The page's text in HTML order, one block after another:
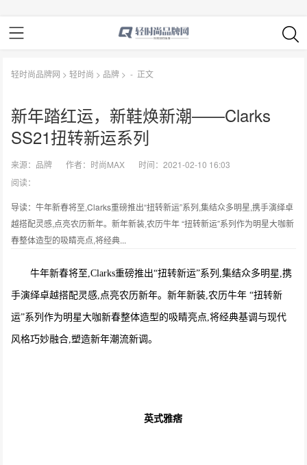
轻时尚品牌网 >轻时尚 > 品牌 > - 正文
新年踏红运，新鞋焕新潮——Clarks
SS21扭转新运系列
来源： 品牌 作者： 时尚MAX
时间：2021-02-10 16:03
阅读：
导读：牛年新春将至,Clarks重磅推出“扭转新运”系列,集结众多明星,携手演绎卓
越搭配灵感,点亮农历新年。新年新装,农历牛年 “扭转新运”系列作为明星大咖新
春整体造型的吸睛亮点,将经典...
牛年新春将至,Clarks重磅推出“扭转新运”系列,集结众多明星,携
手演绎卓越搭配灵感,点亮农历新年。新年新装,农历牛年 “扭转新
运”系列作为明星大咖新春整体造型的吸睛亮点,将经典基调与现代
风格巧妙融合,塑造新年潮流新调。
英式雅痞